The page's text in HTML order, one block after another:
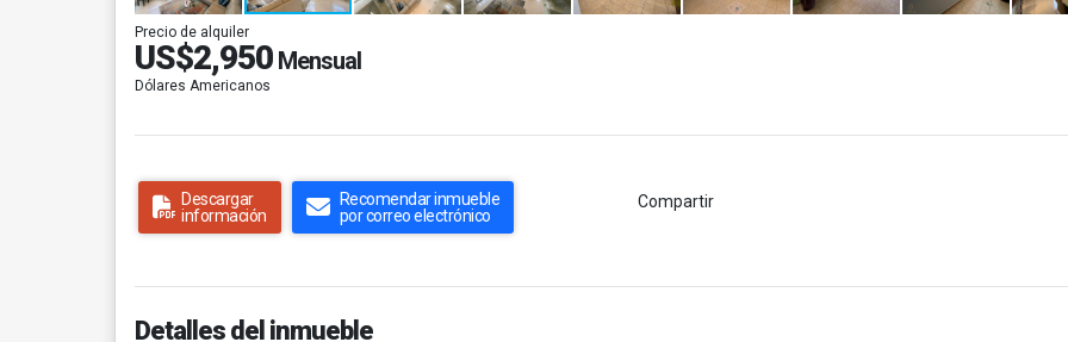
Precio de alquiler
US$2,950 Mensual
Dólares Americanos
Descargar
información
Recomendar inmueble
por correo electrónico
Compartir
Detalles del inmueble